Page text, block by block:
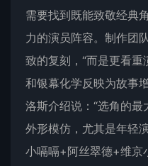
需要找到既能致敬经典
力的演员阵容。制作团
致的复刻，“而是更看
和银幕化学反映为故事
洛斯介绍说：“选角的
外形模仿，尤其是年轻
小嗝嗝+阿丝翠德+维京